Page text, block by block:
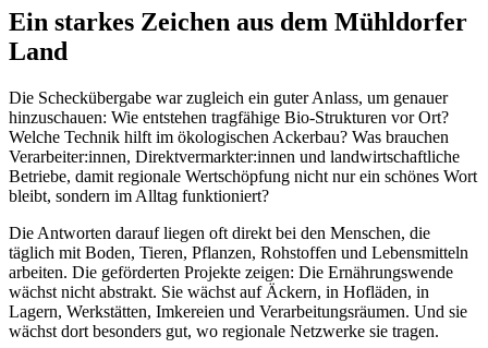
Ein starkes Zeichen aus dem Mühldorfer
Land
Die Scheckübergabe war zugleich ein guter Anlass, um genauer
hinzuschauen: Wie entstehen tragfähige Bio-Strukturen vor Ort?
Welche Technik hilft im ökologischen Ackerbau? Was brauchen
Verarbeiter:innen, Direktvermarkter:innen und landwirtschaftliche
Betriebe, damit regionale Wertschöpfung nicht nur ein schönes Wort
bleibt, sondern im Alltag funktioniert?
Die Antworten darauf liegen oft direkt bei den Menschen, die
täglich mit Boden, Tieren, Pflanzen, Rohstoffen und Lebensmitteln
arbeiten. Die geförderten Projekte zeigen: Die Ernährungswende
wächst nicht abstrakt. Sie wächst auf Äckern, in Hofläden, in
Lagern, Werkstätten, Imkereien und Verarbeitungsräumen. Und sie
wächst dort besonders gut, wo regionale Netzwerke sie tragen.